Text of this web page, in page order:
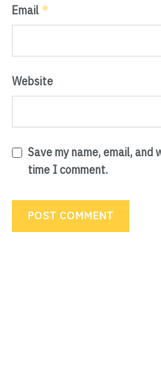
Email *
Website
Save my name, email,
time I comment.